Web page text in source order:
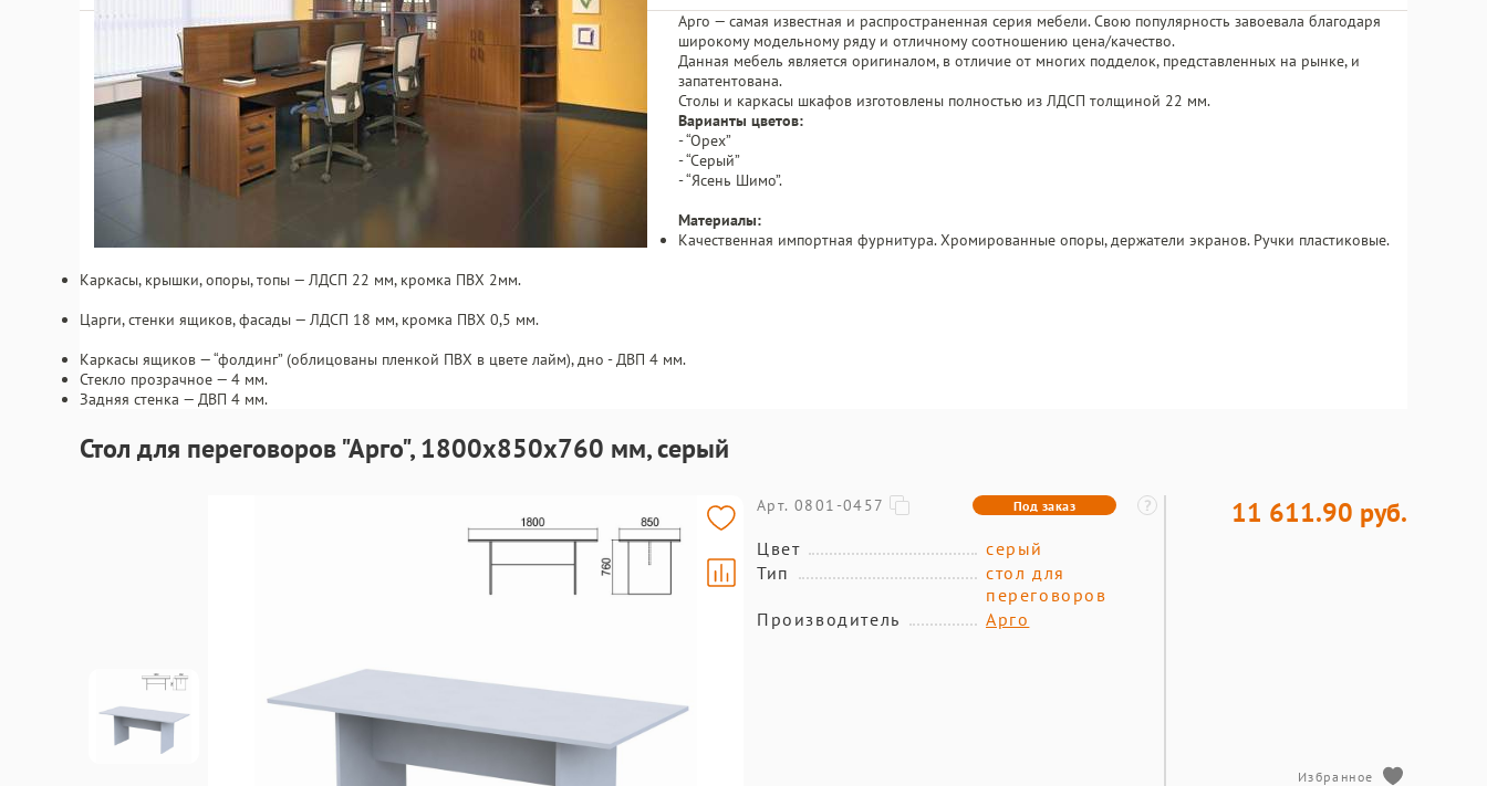
Арго — самая известная и распространенная серия мебели. Свою популярность завоевала благодаря
широкому модельному ряду и отличному соотношению цена/качество.
Данная мебель является оригиналом, в отличие от многих подделок, представленных на рынке, и
запатентована.
Столы и каркасы шкафов изготовлены полностью из ЛДСП толщиной 22 мм.
Варианты цветов:
- “Орех”
- “Серый”
- “Ясень Шимо”.
Материалы:
Качественная импортная фурнитура. Хромированные опоры, держатели экранов. Ручки пластиковые.
Каркасы, крышки, опоры, топы — ЛДСП 22 мм, кромка ПВХ 2мм.
Царги, стенки ящиков, фасады — ЛДСП 18 мм, кромка ПВХ 0,5 мм.
Каркасы ящиков — “фолдинг” (облицованы пленкой ПВХ в цвете лайм), дно - ДВП 4 мм.
Стекло прозрачное — 4 мм.
Задняя стенка — ДВП 4 мм.
Стол для переговоров "Арго", 1800х850х760 мм, серый
Арт. 0801-0457 Под заказ
Цвет
серый
Тип
стол для
переговоров
Производитель
Арго
11 611.90 руб.
Избранное